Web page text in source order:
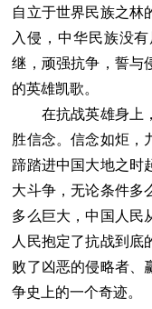
自立于世界民族之林
入侵，中华民族没
继，顽强抗争，誓与
的英雄凯歌。
在抗战英雄身上，
胜信念。信念如炬，
蹄踏进中国大地之时
大斗争，无论条件多
多么巨大，中国人民
人民抱定了抗战到底
败了凶恶的侵略者、
争史上的一个奇迹。